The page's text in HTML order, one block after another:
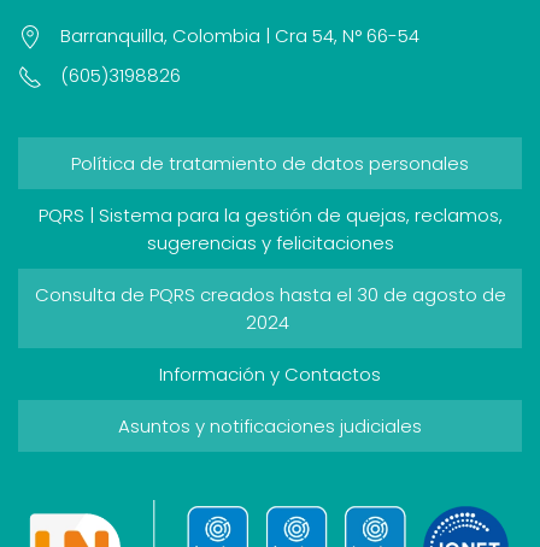
Barranquilla, Colombia | Cra 54, N° 66-54
(605)3198826
Política de tratamiento de datos personales
PQRS | Sistema para la gestión de quejas, reclamos,
sugerencias y felicitaciones
Consulta de PQRS creados hasta el 30 de agosto de
2024
Información y Contactos
Asuntos y notificaciones judiciales